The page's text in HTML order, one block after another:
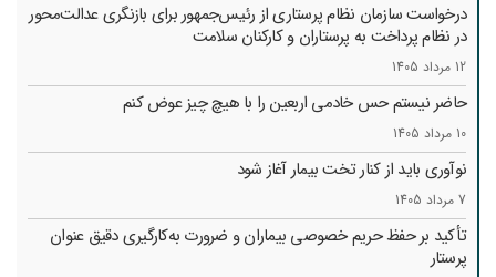
درخواست سازمان نظام پرستاری از رئیس‌جمهور برای بازنگری عدالت‌محور
در نظام پرداخت به پرستاران و کارکنان سلامت
12 مرداد 1405
حاضر نیستم حس خادمی اربعین را با هیچ چیز عوض کنم
10 مرداد 1405
نوآوری باید از کنار تخت بیمار آغاز شود
7 مرداد 1405
تأکید بر حفظ حریم خصوصی بیماران و ضرورت به‌کارگیری دقیق عنوان
پرستار